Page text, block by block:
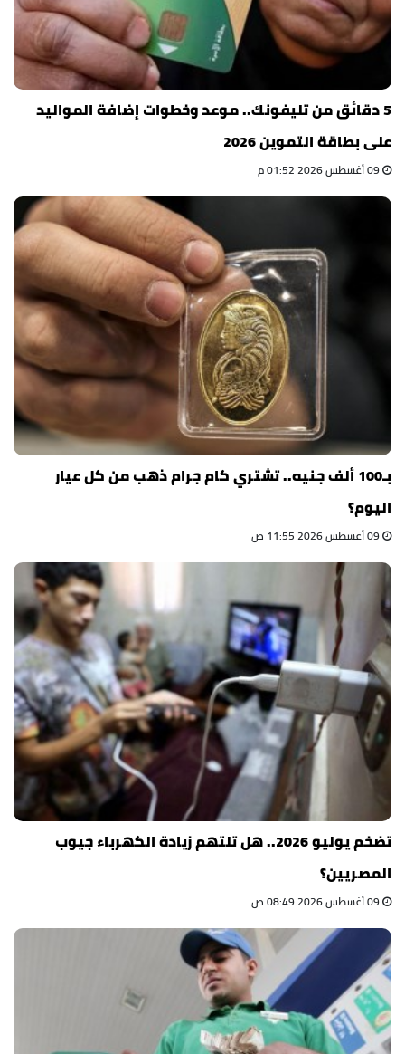
5 دقائق من تليفونك.. موعد وخطوات إضافة المواليد
على بطاقة التموين 2026
بـ100 ألف جنيه.. تشتري كام جرام ذهب من كل عيار
اليوم؟
تضخم يوليو 2026.. هل تلتهم زيادة الكهرباء جيوب
المصريين؟